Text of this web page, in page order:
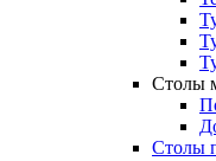
Столы
Столы